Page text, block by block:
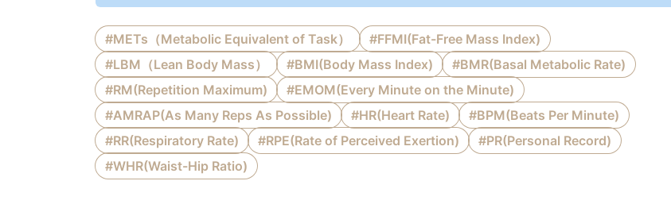
#METs（Metabolic Equivalent of Task）
#FFMI(Fat-Free Mass Index)
#LBM（Lean Body Mass）
#BMI(Body Mass Index)
#BMR(Basal Metabolic Rate)
#RM(Repetition Maximum)
#EMOM(Every Minute on the Minute)
#AMRAP(As Many Reps As Possible)
#HR(Heart Rate)
#BPM(Beats Per Minute)
#RR(Respiratory Rate)
#RPE(Rate of Perceived Exertion)
#PR(Personal Record)
#WHR(Waist-Hip Ratio)